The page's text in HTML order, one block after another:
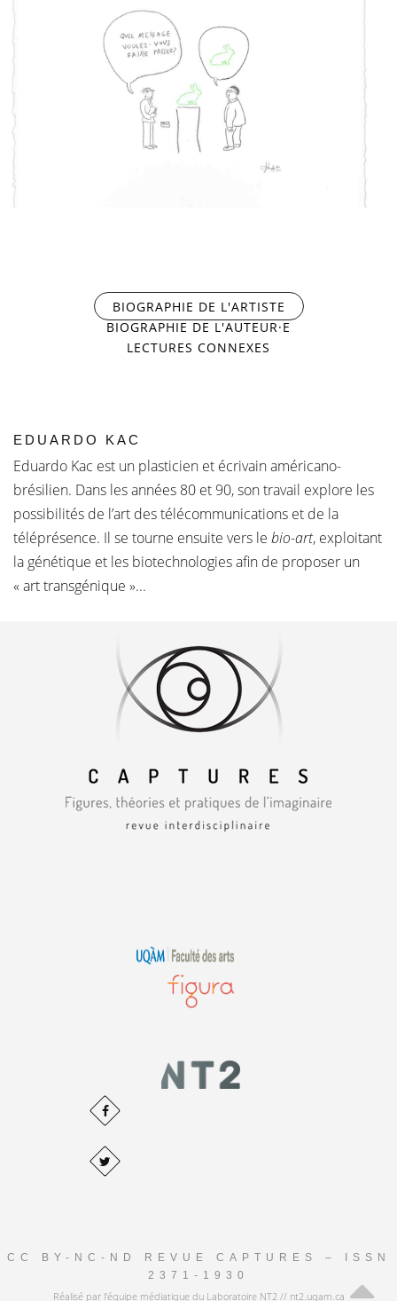
TOUR À TOUR ET PARFOIS
BIOGRAPHIE DE L'ARTISTE (ONGLET ACTIF)
BIOGRAPHIE DE L'AUTEUR·E
LECTURES CONNEXES
EDUARDO KAC
Eduardo Kac est un plasticien et écrivain américano-
brésilien. Dans les années 80 et 90, son travail explore les
possibilités de l’art des télécommunications et de la
téléprésence. Il se tourne ensuite vers le bio-art, exploitant
la génétique et les biotechnologies afin de proposer un
« art transgénique »...
CC BY-NC-ND REVUE CAPTURES – ISSN
2371-1930
Réalisé par l'équipe médiatique du Laboratoire NT2 // nt2.uqam.ca